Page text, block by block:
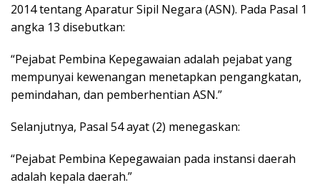
2014 tentang Aparatur Sipil Negara (ASN). Pada Pasal 1
angka 13 disebutkan:
“Pejabat Pembina Kepegawaian adalah pejabat yang
mempunyai kewenangan menetapkan pengangkatan,
pemindahan, dan pemberhentian ASN.”
Selanjutnya, Pasal 54 ayat (2) menegaskan:
“Pejabat Pembina Kepegawaian pada instansi daerah
adalah kepala daerah.”